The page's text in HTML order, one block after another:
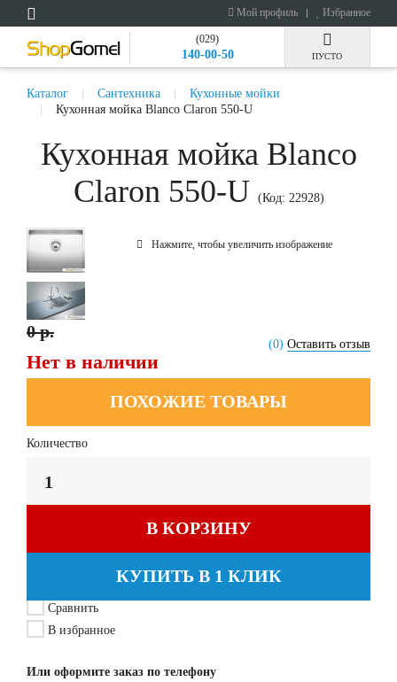
Мой профиль Избранное
(029)
140-00-50 ПУСТО
Каталог Сантехника
Кухонные мойки
Кухонная мойка Blanco Claron 550-U
Кухонная мойка Blanco
Claron 550-U (Код: 22928)
Нажмите, чтобы увеличить изображение
(0) Оставить отзыв
0 р.
Нет в наличии
ПОХОЖИЕ ТОВАРЫ
Количество
В КОРЗИНУ
КУПИТЬ В 1 КЛИК
Сравнить
В избранное
Или оформите заказ по телефону